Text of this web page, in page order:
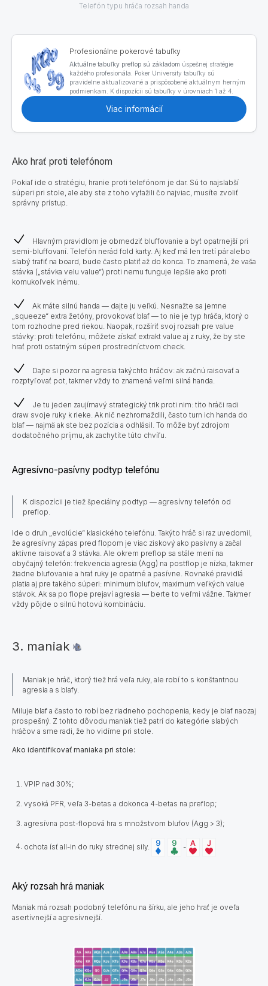
Telefón typu hráča rozsah handa
Profesionálne pokerové tabuľky
Aktuálne tabuľky preflop sú základom úspešnej stratégie
každého profesionála. Poker University tabuľky sú
pravidelne aktualizované a prispôsobené aktuálnym herným
podmienkam. K dispozícii sú tabuľky v úrovniach 1 až 4.
Viac informácií
Ako hrať proti telefónom
Pokiaľ ide o stratégiu, hranie proti telefónom je dar. Sú to najslabší
súperi pri stole, ale aby ste z toho vyťažili čo najviac, musíte zvoliť
správny prístup.
Hlavným pravidlom je obmedziť bluffovanie a byť opatrnejší pri
semi-bluffovaní. Telefón nerád fold karty. Aj keď má len tretí pár alebo
slabý trafiť na board, bude často platiť až do konca. To znamená, že vaša
stávka („stávka velu value“) proti nemu funguje lepšie ako proti
komukoľvek inému.
Ak máte silnú handa — dajte ju veľkú. Nesnažte sa jemne
„squeeze“ extra žetóny, provokovať blaf — to nie je typ hráča, ktorý o
tom rozhodne pred riekou. Naopak, rozšíriť svoj rozsah pre value
stávky: proti telefónu, môžete získať extrakt value aj z ruky, že by ste
hrať proti ostatným súperi prostredníctvom check.
Dajte si pozor na agresia takýchto hráčov: ak začnú raisovať a
rozptyľovať pot, takmer vždy to znamená veľmi silná handa.
Je tu jeden zaujímavý strategický trik proti nim: títo hráči radi
draw svoje ruky k rieke. Ak nič nezhromaždili, často turn ich handa do
blaf — najmä ak ste bez pozícia a odhlásil. To môže byť zdrojom
dodatočného príjmu, ak zachytíte túto chvíľu.
Agresívno-pasívny podtyp telefónu
K dispozícii je tiež špeciálny podtyp — agresívny telefón od
preflop.
Ide o druh „evolúcie“ klasického telefónu. Takýto hráč si raz uvedomil,
že agresívny zápas pred flopom je viac ziskový ako pasívny a začal
aktívne raisovať a 3 stávka. Ale okrem preflop sa stále mení na
obyčajný telefón: frekvencia agresia (Agg) na postflop je nízka, takmer
žiadne blufovanie a hrať ruky je opatrné a pasívne. Rovnaké pravidlá
platia aj pre takého súperi: minimum blufov, maximum veľkých value
stávok. Ak sa po flope prejaví agresia — berte to veľmi vážne. Takmer
vždy pôjde o silnú hotovú kombináciu.
3. maniak
Maniak je hráč, ktorý tiež hrá veľa ruky, ale robí to s konštantnou
agresia a s blafy.
Miluje blaf a často to robí bez riadneho pochopenia, kedy je blaf naozaj
prospešný. Z tohto dôvodu maniak tiež patrí do kategórie slabých
hráčov a sme radi, že ho vidíme pri stole.
Ako identifikovať maniaka pri stole:
VPIP nad 30%;
vysoká PFR, veľa 3-betas a dokonca 4-betas na preflop;
agresívna post-flopová hra s množstvom blufov (Agg > 3);
ochota ísť all-in do ruky strednej sily. -
Aký rozsah hrá maniak
Maniak má rozsah podobný telefónu na šírku, ale jeho hrať je oveľa
asertívnejší a agresívnejší.